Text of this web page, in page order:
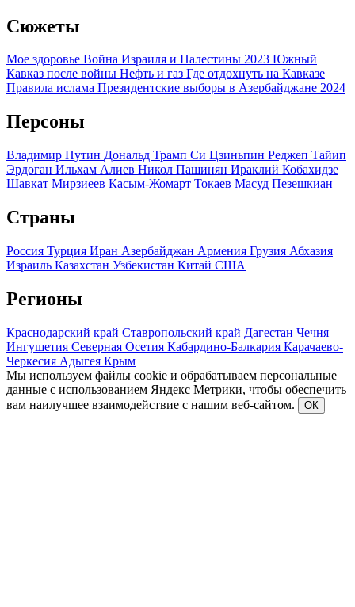
Сюжеты
Мое здоровье Война Израиля и Палестины 2023 Южный
Кавказ после войны Нефть и газ Где отдохнуть на Кавказе
Правила ислама Президентские выборы в Азербайджане 2024
Персоны
Владимир Путин Дональд Трамп Си Цзиньпин Реджеп Тайип
Эрдоган Ильхам Алиев Никол Пашинян Ираклий Кобахидзе
Шавкат Мирзиеев Касым-Жомарт Токаев Масуд Пезешкиан
Страны
Россия Турция Иран Азербайджан Армения Грузия Абхазия
Израиль Казахстан Узбекистан Китай США
Регионы
Краснодарский край Ставропольский край Дагестан Чечня
Ингушетия Северная Осетия Кабардино-Балкария Карачаево-
Черкесия Адыгея Крым
Мы используем файлы cookie и обрабатываем персональные
данные с использованием Яндекс Метрики, чтобы обеспечить
вам наилучшее взаимодействие с нашим веб-сайтом.
ОК